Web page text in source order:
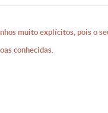
muito explícitos, pois o
conhecidas.